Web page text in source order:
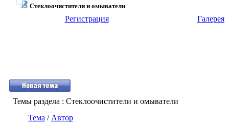
Стеклоочистители и омыватели
Регистрация Галерея
Темы раздела : Стеклоочистители и омыватели
Тема / Автор